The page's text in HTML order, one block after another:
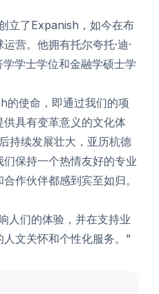
立了Expanish，如今在布
营。他拥有托尔夸托·迪·
学士学位和金融学硕士学
的使命，即通过我们的项
具有变革意义的文化体
持续发展壮大，亚历杭德
保持一个热情友好的专业
作伙伴都感到宾至如归。
人们的体验，并在支持业
文关怀和个性化服务。”